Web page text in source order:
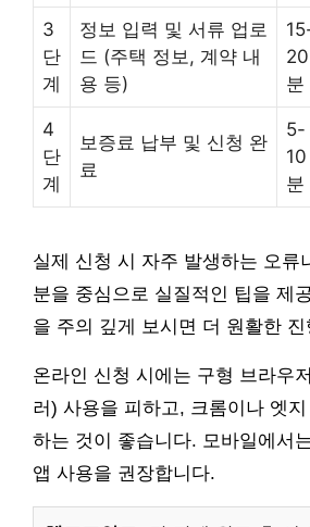
3
단
계
정보 입력 및 서류 업로
드 (주택 정보, 계약 내
용 등)
20
분
4
단
계
보증료 납부 및 신청 완
료
5-
10
분
실제 신청 시 자주 발생하는 오류
분을 중심으로 실질적인 팁을 제
을 주의 깊게 보시면 더 원활한
온라인 신청 시에는 구형 브라우
러) 사용을 피하고, 크롬이나 엣
하는 것이 좋습니다. 모바일에서
앱 사용을 권장합니다.